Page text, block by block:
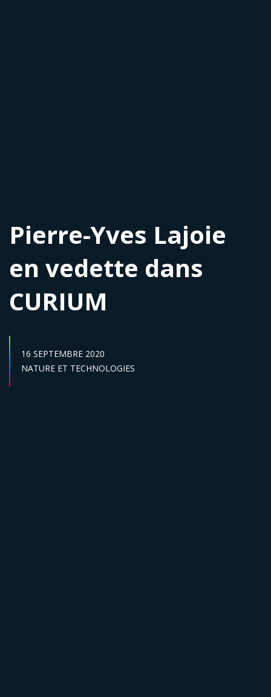
Pierre-Yves Lajoie
en vedette dans
CURIUM
DATE DE PUBLICATION :
16 SEPTEMBRE 2020
Secteur :
NATURE ET TECHNOLOGIES